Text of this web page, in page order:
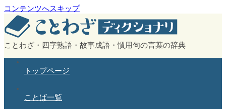
コンテンツへスキップ
ことわざ・四字熟語・故事成語・慣用句の言葉の辞典
トップページ
ことば一覧